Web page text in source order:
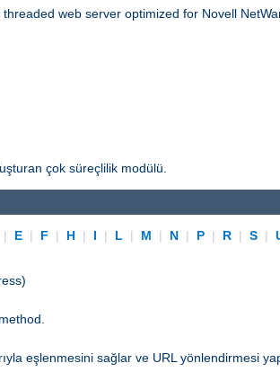
web server optimized for Novell
çok süreçlilik modülü.
| E | F | H | I | L | M | N | P | R | S |
eşlenmesini sağlar ve URL yönlendirmesi